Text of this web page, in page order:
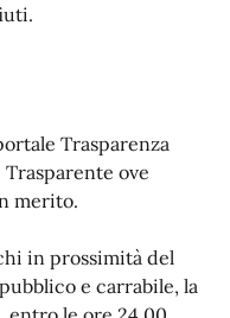
Trasparenza
ove
merito.
in prossimità del
e carrabile, la